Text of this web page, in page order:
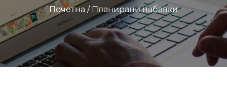
Почетна /Планирани набавки